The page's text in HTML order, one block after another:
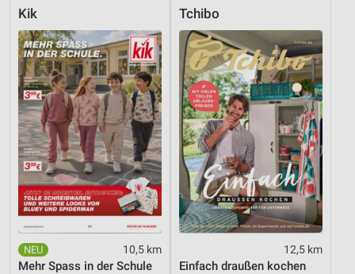
Kik
10,5 km
Mehr Spass in der Schule
Tchibo
12,5 km
Einfach draußen kochen